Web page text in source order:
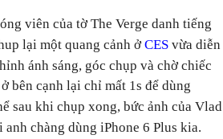
viên của tờ The Verge danh tiếng
lại một quang cảnh ởCES vừa diễn
ánh sáng, góc chụp và chờ chiếc
bên cạnh lại chỉ mất 1s để dùng
sau khi chụp xong, bức ảnh của Vlad
chàng dùng iPhone 6 Plus kia.